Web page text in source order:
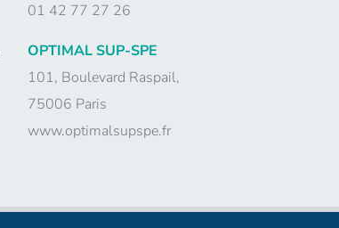
01 42 77 27 26
OPTIMAL SUP-SPE
101, Boulevard Raspail,
75006 Paris
www.optimalsupspe.fr